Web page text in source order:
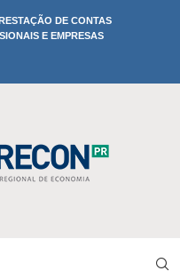
DE CONTAS
E EMPRESAS